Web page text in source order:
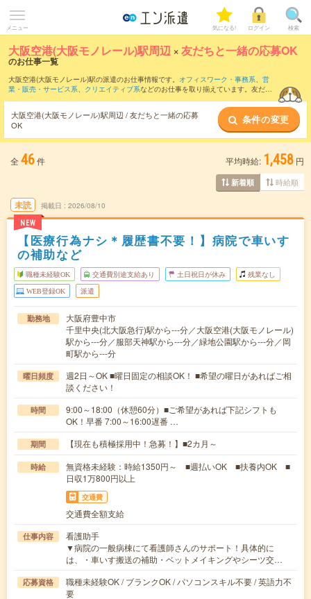
メニュー 気になる! ログイン 検索
大阪空港(大阪モノレール)駅周辺 ×友だちと一緒の応募OK
のお仕事一覧
大阪空港(大阪モノレール)駅の派遣のお仕事情報です。 オフィスワーク・事務系、 営
業・販売・サービス系、 クリエイティブ系などのお仕事を取り揃えています。友だち
大阪空港(大阪モノレール)駅周辺 / 友だちと一緒の応募
OK
条件の変更
全 46件 平均時給: 1,458 円
新着順 時給順
未読
NEW
掲載日 2026/08/10
【医療行為ナシ＊履歴書不要！】病院で車いす
の補助など
職種未経験OK 交通費別途支給あり 土日祝日が休み 残業なし
WEB登録OK 派遣
勤務地
大阪府豊中市
千里中央(北大阪急行)駅から---分／大阪空港(大阪モノレール)
駅から---分／服部天神駅から---分／緑地公園駅から---分／岡
町駅から---分
曜日頻度
週2日～OK ■曜日固定の相談OK！ ■希望の曜日があればご相
談ください！
時間
9:00～18:00（休憩60分）■ご希望があれば下記シフトも
OK！早番 7:00～16:00遅番 …
期間 【現在も積極採用中！急募！】■2カ月～
時給
無資格未経験：時給1350円～ ■週払いOK ■扶養内OK ■
日収1万800円以上
交通費
交通費全額支給
仕事内容
看護助手
▼病院の一般病棟にて看護師さんのサポート！具体的に
は、・車いす搬送の補助・ベットメイキングやシーツ交…
応募資格
職種未経験OK / ブランクOK / パソコンスキル不要 / 英語力不
要